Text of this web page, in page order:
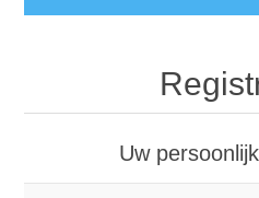
Uw